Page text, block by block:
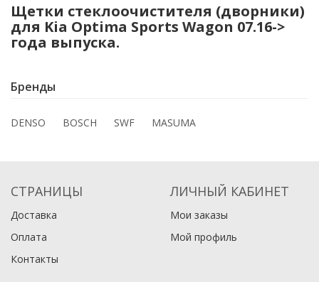
Щетки стеклоочистителя (дворники)
для Kia Optima Sports Wagon 07.16->
года выпуска.
Бренды
DENSO BOSCH SWF MASUMA
СТРАНИЦЫ
Доставка
Оплата
Контакты
ЛИЧНЫЙ КАБИНЕТ
Мои заказы
Мой профиль